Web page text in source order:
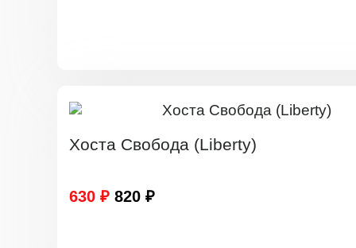
Хоста Свобода (Liberty)
630 ₽ 820 ₽